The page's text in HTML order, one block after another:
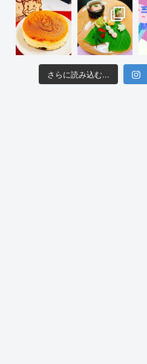
さらに読み込む...